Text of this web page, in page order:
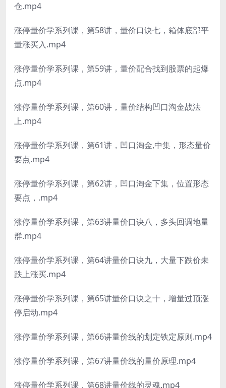
仓.mp4
涨停量价学系列课，第58讲，量价口诀七，箱体底部平
量涨买入.mp4
涨停量价学系列课，第59讲，量价配合找到股票的起爆
点.mp4
涨停量价学系列课，第60讲，量价结构凹口淘金战法
上.mp4
涨停量价学系列课，第61讲，凹口淘金,中集，形态量价
要点.mp4
涨停量价学系列课，第62讲，凹口淘金下集，位置形态
要点，.mp4
涨停量价学系列课，第63讲量价口诀八，多头回调地量
群.mp4
涨停量价学系列课，第64讲量价口诀九，大量下跌价未
跌上涨买.mp4
涨停量价学系列课，第65讲量价口诀之十，增量过顶涨
停启动.mp4
涨停量价学系列课，第66讲量价线的划定铁定原则.mp4
涨停量价学系列课，第67讲量价线的量价原理.mp4
涨停量价学系列课，第68讲量价线的灵魂.mp4